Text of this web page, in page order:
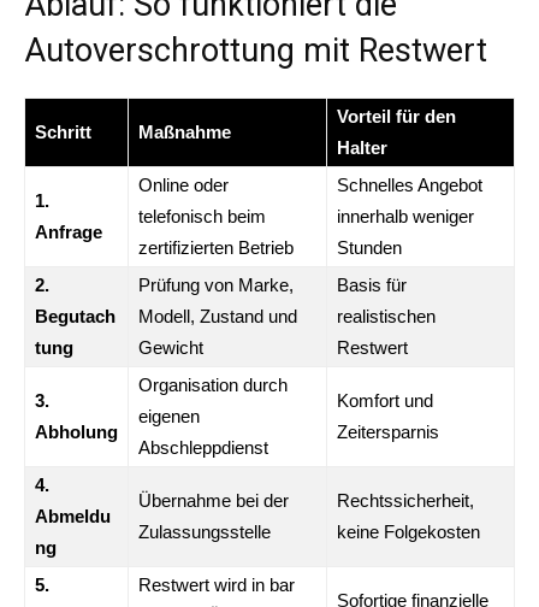
Autoverschrottung mit Restwert
Schritt Maßnahme
Vorteil für den
Halter
1.
Anfrage
Online oder
telefonisch beim
zertifizierten Betrieb
Schnelles Angebot
innerhalb weniger
Stunden
2.
Begutach
tung
Prüfung von Marke,
Modell, Zustand und
Gewicht
Basis für
realistischen
Restwert
3.
Abholung
Organisation durch
eigenen
Abschleppdienst
Komfort und
Zeitersparnis
4.
Abmeldu
ng
Übernahme bei der
Zulassungsstelle
Rechtssicherheit,
keine Folgekosten
5.
Restwert wird in bar
Sofortige finanzielle